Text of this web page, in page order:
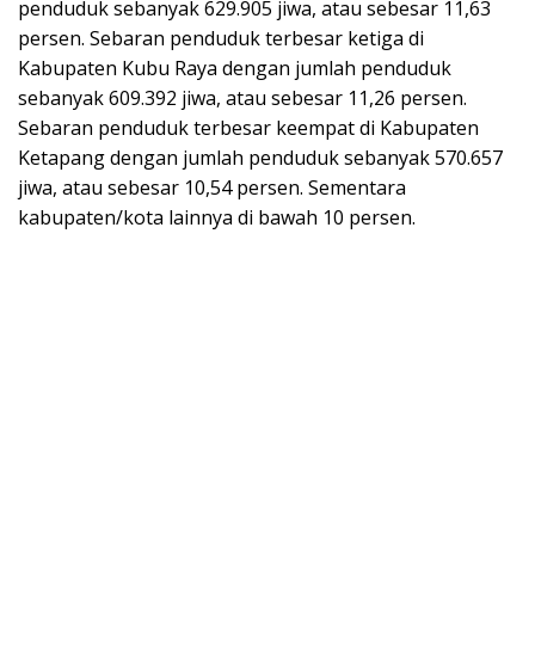
penduduk sebanyak 629.905 jiwa, atau sebesar 11,63
persen. Sebaran penduduk terbesar ketiga di
Kabupaten Kubu Raya dengan jumlah penduduk
sebanyak 609.392 jiwa, atau sebesar 11,26 persen.
Sebaran penduduk terbesar keempat di Kabupaten
Ketapang dengan jumlah penduduk sebanyak 570.657
jiwa, atau sebesar 10,54 persen. Sementara
kabupaten/kota lainnya di bawah 10 persen.